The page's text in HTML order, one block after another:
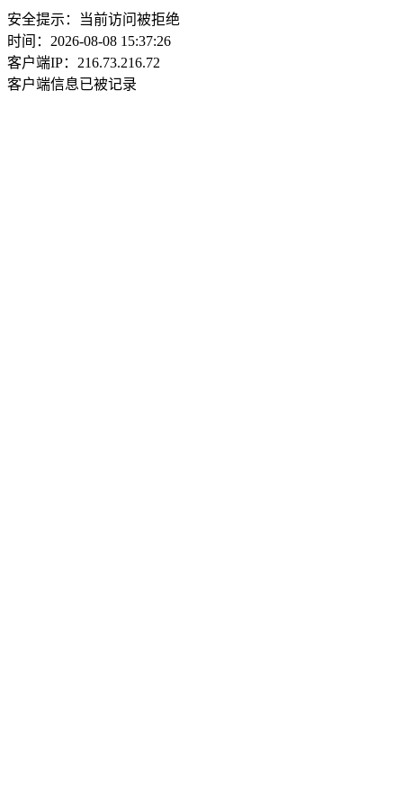
安全提示：当前访问被拒绝
时间：2026-08-08 15:37:26
客户端IP：216.73.216.72
客户端信息已被记录